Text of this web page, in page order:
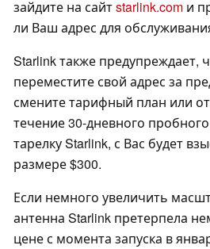
зайдите на сайтstarlink.com и
ли Ваш адрес для
Starlink также предупреждает,
переместите свой адрес за
смените тарифный план или
течение 30-дневного
тарелку Starlink, с Вас будет
размере $300.
Если немного увеличить
антенна Starlink претерпела
цене с момента запуска в